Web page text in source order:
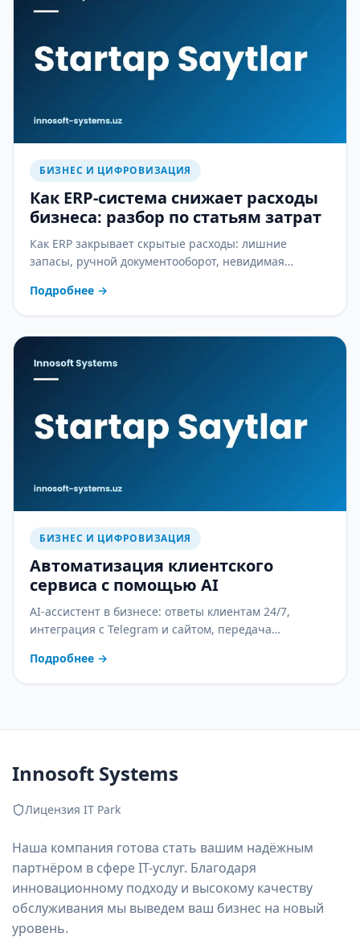
БИЗНЕС И ЦИФРОВИЗАЦИЯ
Как ERP-система снижает расходы
бизнеса: разбор по статьям затрат
Как ERP закрывает скрытые расходы: лишние
запасы, ручной документооборот, невидимая
разбор.
Подробнее →
БИЗНЕС И ЦИФРОВИЗАЦИЯ
Автоматизация клиентского
сервиса с помощью AI
AI-ассистент в бизнесе: ответы клиентам 24/7,
интеграция с Telegram и сайтом, передача
планом внедрения.
Подробнее →
Innosoft Systems
Лицензия IT Park
Наша компания готова стать вашим надёжным
партнёром в сфере IT-услуг. Благодаря
инновационному подходу и высокому качеству
обслуживания мы выведем ваш бизнес на новый
уровень.